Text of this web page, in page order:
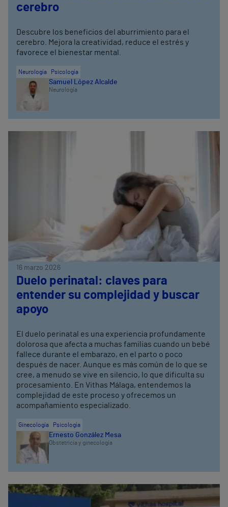
cerebro
Descubre los beneficios del aburrimiento para el
cerebro. Mejora la creatividad, reduce el estrés y
favorece el bienestar mental.
Neurología Psicología
Samuel López Alcalde
Neurología
16 marzo 2026
Duelo perinatal: claves para
entender su complejidad y buscar
apoyo
El duelo perinatal es una experiencia profundamente
dolorosa que afecta a muchas familias cuando un bebé
fallece durante el embarazo, en el parto o poco
después de nacer. Aunque es más común de lo que se
cree, a menudo se vive en silencio, lo que dificulta su
procesamiento. En Vithas Málaga, entendemos la
complejidad de este proceso y ofrecemos un
acompañamiento especializado.
Ginecología Psicología
Ernesto González Mesa
Obstetricia y ginecología